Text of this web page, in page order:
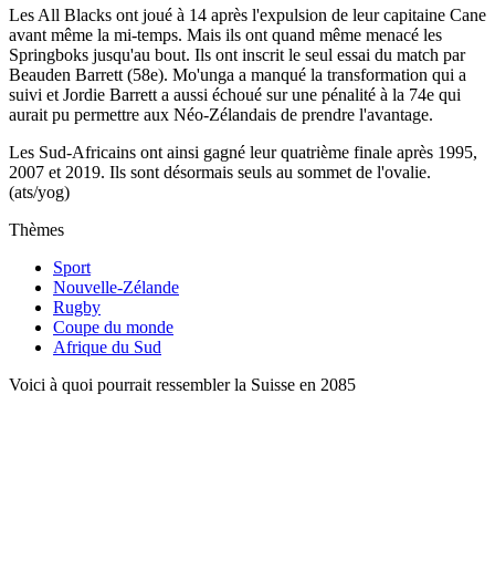
Les All Blacks ont joué à 14 après l'expulsion de leur capitaine Cane
avant même la mi-temps. Mais ils ont quand même menacé les
Springboks jusqu'au bout. Ils ont inscrit le seul essai du match par
Beauden Barrett (58e). Mo'unga a manqué la transformation qui a
suivi et Jordie Barrett a aussi échoué sur une pénalité à la 74e qui
aurait pu permettre aux Néo-Zélandais de prendre l'avantage.
Les Sud-Africains ont ainsi gagné leur quatrième finale après 1995,
2007 et 2019. Ils sont désormais seuls au sommet de l'ovalie.
(ats/yog)
Thèmes
Sport
Nouvelle-Zélande
Rugby
Coupe du monde
Afrique du Sud
Voici à quoi pourrait ressembler la Suisse en 2085